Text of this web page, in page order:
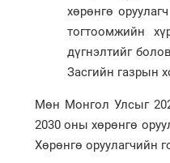
хөрөнгө
тогтоомжийн
дүгнэлтийг
Засгийн газрын
Мөн Монгол Улсыг
2030 оны хөрөнгө
Хөрөнгө оруулагчийн